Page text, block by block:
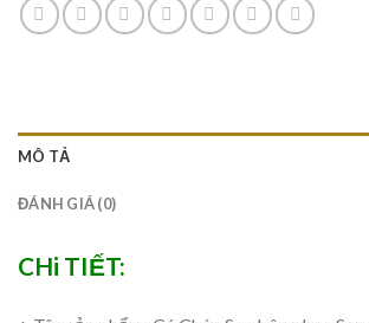
MÔ TẢ
ĐÁNH GIÁ (0)
CHi TIẾT: